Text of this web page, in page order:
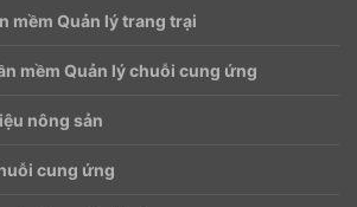
mềm Quản lý trang trại
mềm Quản lý chuỗi cung ứng
nông sản
cung ứng